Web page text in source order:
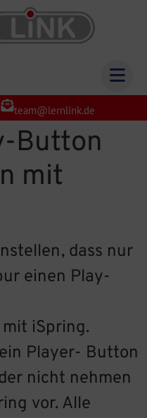
team@lernlink.de
Button
mit
dass nur
einen Play-
iSpring.
Player- Button
nicht nehmen
vor. Alle